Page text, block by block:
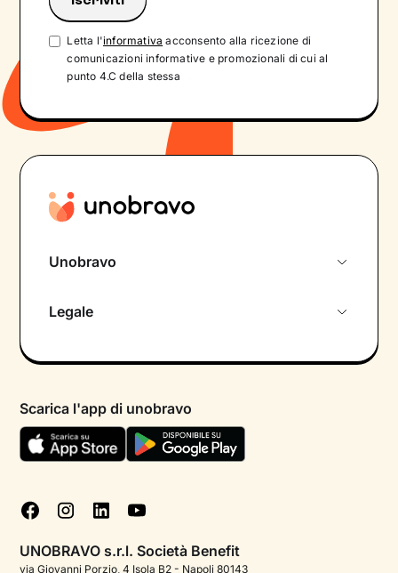
Letta l'informativa acconsento alla ricezione di
comunicazioni informative e promozionali di cui al
punto 4.C della stessa
Unobravo
Psicologo in chat
Aiuto urgente
FAQ
Podcast di psicologia
Legale
Termini e condizioni
Informativa Privacy
Cookie policy
Gestisci cookie
Scarica l'app di unobravo
UNOBRAVO s.r.l. Società Benefit
via Giovanni Porzio, 4 Isola B2 - Napoli 80143